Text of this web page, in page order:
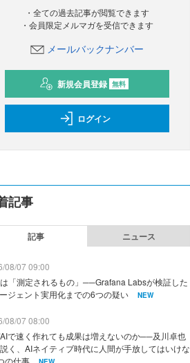
・全ての過去記事が閲覧できます
・会員限定メルマガを受信できます
メールバックナンバー
新規会員登録 無料
ログイン
記事
記事 ニュース
08/07 09:00
「測定されるもの」──Grafana Labsが検証した
ジェント実用化までの6つの疑い
NEW
08/07 08:00
で速く作れても成果は増えないのか──及川卓也
く、AIネイティブ時代に人間が手放してはいけな